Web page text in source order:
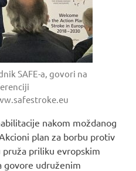
SAFE-a, govori na
nakom moždanog
plan za borbu protiv
pruža priliku evropskim
govore udruženim